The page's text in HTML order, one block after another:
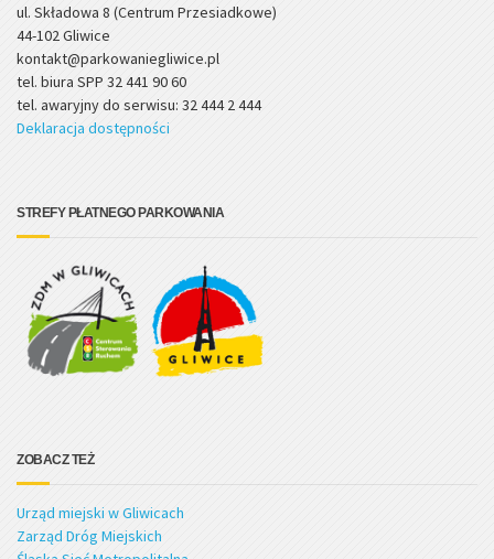
ul. Składowa 8 (Centrum Przesiadkowe)
44-102 Gliwice
kontakt@parkowaniegliwice.pl
tel. biura SPP 32 441 90 60
tel. awaryjny do serwisu: 32 444 2 444
Deklaracja dostępności
STREFY PŁATNEGO PARKOWANIA
ZOBACZ TEŻ
Urząd miejski w Gliwicach
Zarząd Dróg Miejskich